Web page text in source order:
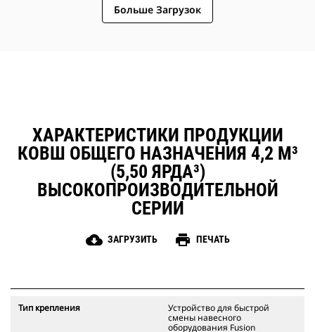
Больше Загрузок
ХАРАКТЕРИСТИКИ ПРОДУКЦИИ
КОВШ ОБЩЕГО НАЗНАЧЕНИЯ 4,2 М³
(5,50 ЯРДА³)
ВЫСОКОПРОИЗВОДИТЕЛЬНОЙ
СЕРИИ
cloud_download ЗАГРУЗИТЬ print ПЕЧАТЬ
Тип крепления
Устройство для быстрой
смены навесного
оборудования Fusion